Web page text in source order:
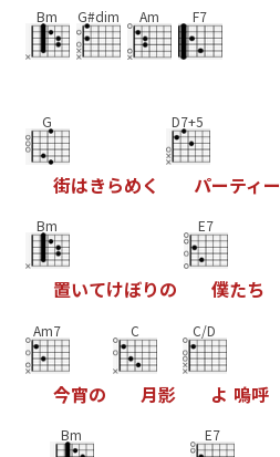
Bm G#dim Am F7
G
街はきらめく
D7+5
パーティー
Bm
置いてけぼりの
E7
僕たち
Am7
今宵の
C
月影
C/D
よ 嗚呼
Bm E7